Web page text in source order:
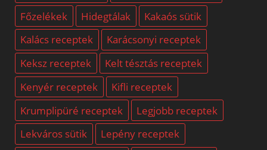
Főzelékek
Hidegtálak
Kakaós sütik
Kalács receptek
Karácsonyi receptek
Keksz receptek
Kelt tésztás receptek
Kenyér receptek
Kifli receptek
Krumplipüré receptek
Legjobb receptek
Lekváros sütik
Lepény receptek